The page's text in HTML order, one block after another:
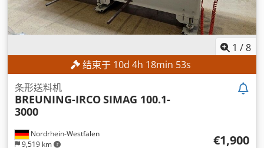
1 /8
结束于 10d 4h 18min 51s
Nordrhein-Westfalen
9,519 km
条形送料机
BREUNING-IRCOSIMAG 100.1-
3000
€1,900